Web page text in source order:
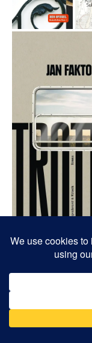
Schelmenroman
Ausgezeichnet
2022 ist diese
packendes